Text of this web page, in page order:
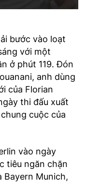
bước vào loạt
với một
ở phút 119. Đón
anh dùng
của Florian
thi đấu xuất
cuộc của
vào ngày
tiêu ngăn chặn
Bayern Munich,